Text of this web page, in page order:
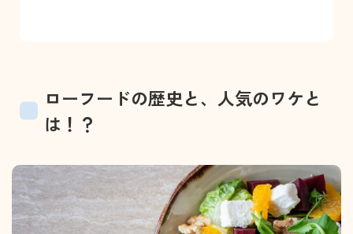
ローフードの歴史と、人気のワケと
は！？